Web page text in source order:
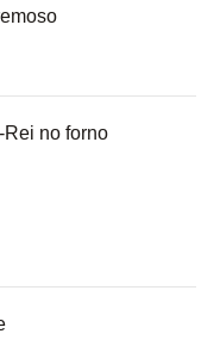
no forno